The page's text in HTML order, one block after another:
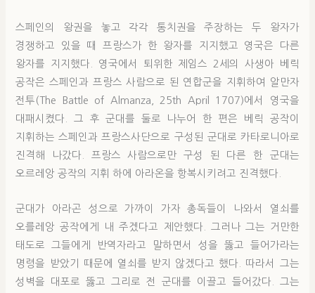
스페인의 왕권을 놓고 각각 통치권을 주장하는 두 왕자가
경쟁하고 있을 때 프랑스가 한 왕자를 지지했고 영국은 다른
왕자를 지지했다. 영국에서 퇴위한 제임스 2세의 사생아 베릭
공작은 스페인과 프랑스 사람으로 된 연합군을 지휘하여 알만자
전투(The Battle of Almanza, 25th April 1707)에서 영국을
대패시켰다. 그 후 군대를 둘로 나누어 한 편은 베릭 공작이
지휘하는 스페인과 프랑스사단으로 구성된 군대로 카타로니아로
진격해 나갔다. 프랑스 사람으로만 구성 된 다른 한 군대는
오르레앙 공작의 지휘 하에 아라온을 항복시키려고 진격했다.
군대가 아라곤 성으로 가까이 가자 총독들이 나와서 열쇠를
오를레앙 공작에게 내 주겠다고 제안했다. 그러나 그는 거만한
태도로 그들에게 반역자라고 말하면서 성을 뚫고 들어가라는
명령을 받았기 때문에 열쇠를 받지 않겠다고 했다. 따라서 그는
성벽을 대포로 뚫고 그리로 전 군대를 이끌고 들어갔다. 그는